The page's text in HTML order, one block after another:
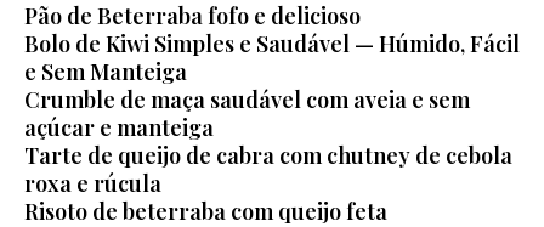
Pão de Beterraba fofo e delicioso
Bolo de Kiwi Simples e Saudável — Húmido, Fácil
e Sem Manteiga
Crumble de maça saudável com aveia e sem
açúcar e manteiga
Tarte de queijo de cabra com chutney de cebola
roxa e rúcula
Risoto de beterraba com queijo feta